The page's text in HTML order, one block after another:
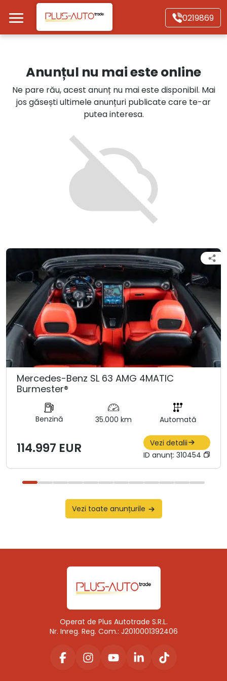
Mergi direct la conținutul principal
0219869
Autoturisme
Motociclete
Autoutilitare
Alte tipuri vehicule
Anunțul nu mai este online
Ne pare rău, acest anunț nu mai este disponibil. Mai
jos găsești ultimele anunțuri publicate care te-ar
putea interesa.
Mercedes-Benz SL 63 AMG 4MATIC
Burmester®
Benzină 35.000 km Automată
114.997 EUR
Vezi detalii
ID anunț: 310454
Vezi toate anunțurile
Operat de Plus Autotrade S.R.L.
Nr. Inreg. Reg. Com.: J2010001392406